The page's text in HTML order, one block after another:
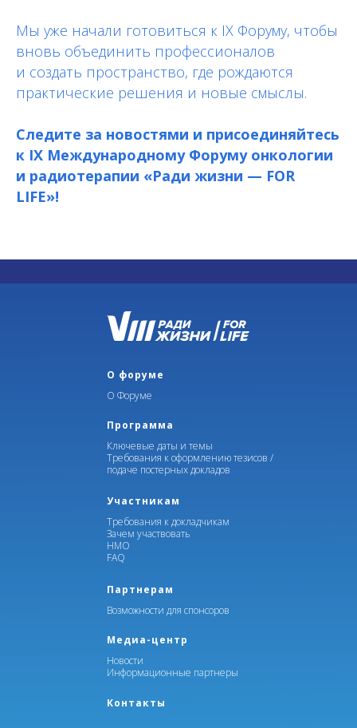
Мы уже начали готовиться к IX Форуму, чтобы
вновь объединить профессионалов
и создать пространство, где рождаются
практические решения и новые смыслы.
Следите за новостями и присоединяйтесь
к IX Международному Форуму онкологии
и радиотерапии «Ради жизни — FOR
LIFE»!
О форуме
О Форуме
Программа
Ключевые даты и темы
Требования к оформлению тезисов /
подаче постерных докладов
Участникам
Требования к докладчикам
Зачем участвовать
НМО
FAQ
Партнерам
Возможности для спонсоров
Медиа-центр
Новости
Информационные партнеры
Контакты